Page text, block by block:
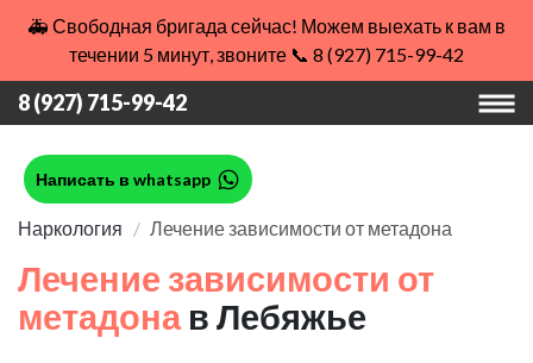
🚑 Свободная бригада сейчас! Можем выехать к вам в
течении 5 минут, звоните 📞 8 (927) 715-99-42
8 (927) 715-99-42
Написать в whatsapp
Наркология Лечение зависимости от метадона
Лечение зависимости от
метадона в Лебяжье